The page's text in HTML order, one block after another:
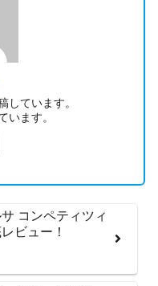
しています。
います。
コンペティツィ
ビュー！